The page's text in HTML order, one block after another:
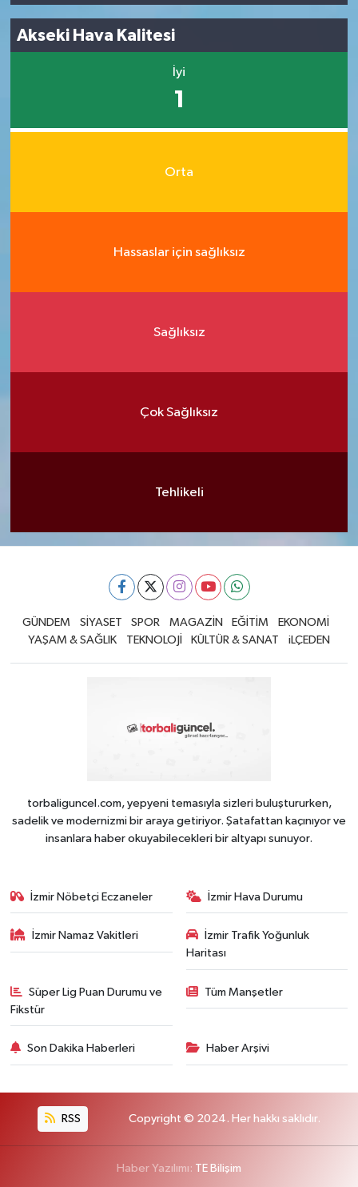
Akseki Hava Kalitesi
İyi
1
Orta
Hassaslar için sağlıksız
Sağlıksız
Çok Sağlıksız
Tehlikeli
GÜNDEM SİYASET SPOR MAGAZİN EĞİTİM
EKONOMİ
YAŞAM & SAĞLIK
TEKNOLOJİ KÜLTÜR & SANAT iLÇEDEN
torbaliguncel.com, yepyeni temasıyla sizleri buluştururken,
sadelik ve modernizmi bir araya getiriyor. Şatafattan kaçınıyor ve
insanlara haber okuyabilecekleri bir altyapı sunuyor.
İzmir Nöbetçi Eczaneler İzmir Hava Durumu
İzmir Namaz Vakitleri
İzmir Trafik Yoğunluk
Haritası
Süper Lig Puan Durumu ve
Fikstür
Tüm Manşetler
Son Dakika Haberleri Haber Arşivi
RSS Copyright © 2024. Her hakkı saklıdır.
Haber Yazılımı: TE Bilişim